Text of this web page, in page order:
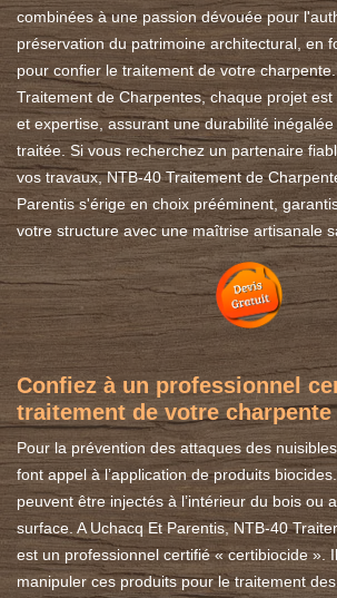
combinées à une passion dévouée pour
préservation du patrimoine architectural, en
pour confier le traitement de votre
Traitement de Charpentes, chaque projet
et expertise, assurant une durabilité
traitée. Si vous recherchez un partenaire
vos travaux, NTB-40 Traitement de
Parentis s'érige en choix prééminent,
votre structure avec une maîtrise artisanale
Confiez à un professionnel
traitement de votre
Pour la prévention des attaques des
font appel à l’application de produits
peuvent être injectés à l’intérieur du bois ou
surface. A Uchacq Et Parentis, NTB-40
est un professionnel certifié « certibiocide ».
manipuler ces produits pour le traitement